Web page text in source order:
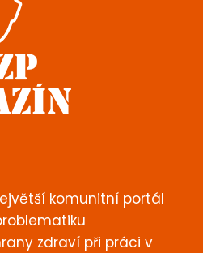
komunitní portál
zdraví při práci v